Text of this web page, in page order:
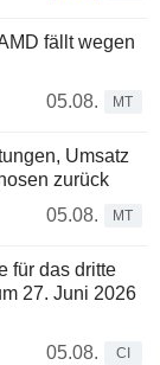
fällt wegen
05.08.
MT
Umsatz
zurück
05.08.
MT
für das dritte
27. Juni 2026
05.08.
CI